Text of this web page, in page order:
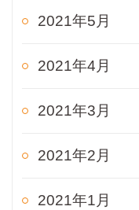
2021年5月
2021年4月
2021年3月
2021年2月
2021年1月